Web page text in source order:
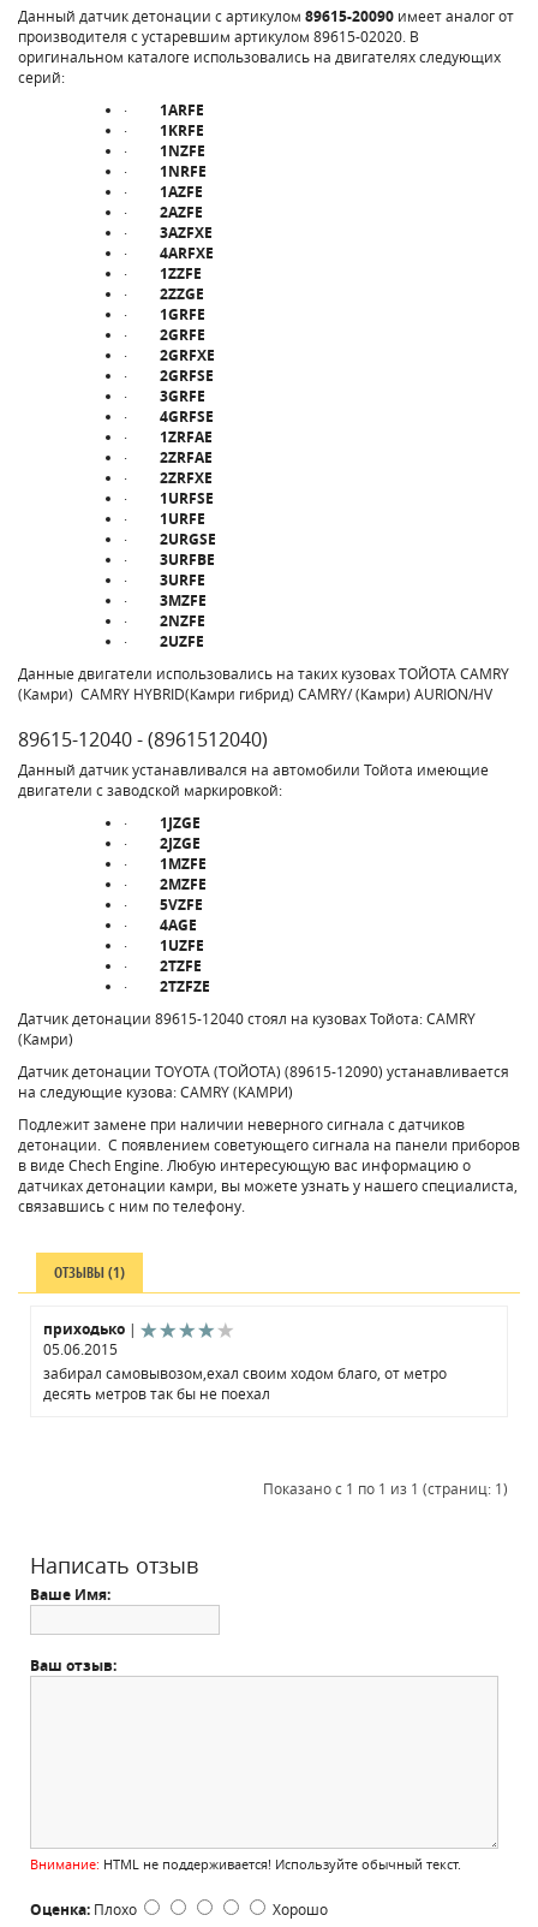
Данный датчик детонации с артикулом 89615-20090 имеет аналог от
производителя с устаревшим артикулом 89615-02020. В
оригинальном каталоге использовались на двигателях следующих
серий:
· 1ARFE
· 1KRFE
· 1NZFE
· 1NRFE
· 1AZFE
· 2AZFE
· 3AZFXE
· 4ARFXE
· 1ZZFE
· 2ZZGE
· 1GRFE
· 2GRFE
· 2GRFXE
· 2GRFSE
· 3GRFE
· 4GRFSE
· 1ZRFAE
· 2ZRFAE
· 2ZRFXE
· 1URFSE
· 1URFE
· 2URGSE
· 3URFBE
· 3URFE
· 3MZFE
· 2NZFE
· 2UZFE
Данные двигатели использовались на таких кузовах ТОЙОТА CAMRY
(Камри) CAMRY HYBRID(Камри гибрид) CAMRY/ (Камри) AURION/HV
89615-12040 - (8961512040)
Данный датчик устанавливался на автомобили Тойота имеющие
двигатели с заводской маркировкой:
· 1JZGE
· 2JZGE
· 1MZFE
· 2MZFE
· 5VZFE
· 4AGE
· 1UZFE
· 2TZFE
· 2TZFZE
Датчик детонации 89615-12040 стоял на кузовах Тойота: CAMRY
(Камри)
Датчик детонации TOYOTA (ТОЙОТА) (89615-12090) устанавливается
на следующие кузова: CAMRY (КАМРИ)
Подлежит замене при наличии неверного сигнала с датчиков
детонации. С появлением советующего сигнала на панели приборов
в виде Chech Engine. Любую интересующую вас информацию о
датчиках детонации камри, вы можете узнать у нашего специалиста,
связавшись с ним по телефону.
ОТЗЫВЫ (1)
приходько |
05.06.2015
забирал самовывозом,ехал своим ходом благо, от метро
десять метров так бы не поехал
Показано с 1 по 1 из 1 (страниц: 1)
Написать отзыв
Ваше Имя:
Ваш отзыв:
Внимание: HTML не поддерживается! Используйте обычный текст.
Оценка: Плохо Хорошо